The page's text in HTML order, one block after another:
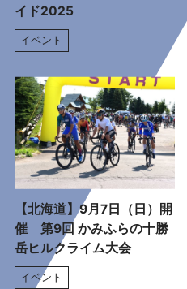
イド2025
イベント
【北海道】9月7日（日）開
催 第9回 かみふらの十勝
岳ヒルクライム大会
イベント